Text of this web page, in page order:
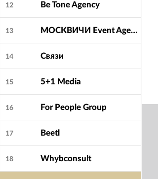
12 Be Tone Agency
13 МОСКВИЧИ Event Agency
14 Связи
15 5+1 Media
16 For People Group
17 Beetl
18 Whybconsult